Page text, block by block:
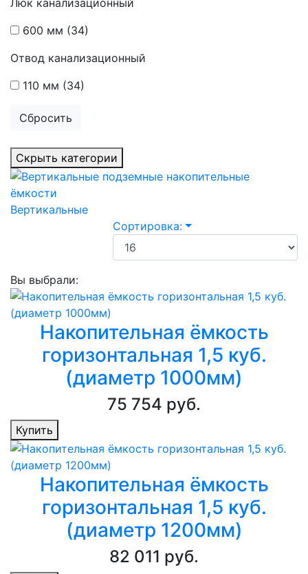
Люк канализационный
600 мм (34)
Отвод канализационный
110 мм (34)
Сбросить
Скрыть категории
Вертикальные
Сортировка:
Вы выбрали:
Накопительная ёмкость
горизонтальная 1,5 куб.
(диаметр 1000мм)
75 754 руб.
Купить
Накопительная ёмкость
горизонтальная 1,5 куб.
(диаметр 1200мм)
82 011 руб.